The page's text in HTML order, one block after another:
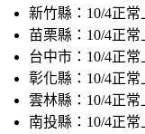
新竹縣： 10/4正
苗栗縣： 10/4正
台中市： 10/4正
彰化縣： 10/4正
雲林縣： 10/4正
南投縣： 10/4正